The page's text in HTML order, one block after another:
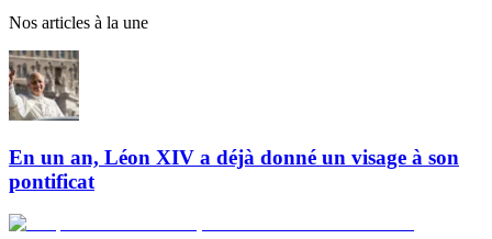
Nos articles à la une
En un an, Léon XIV a déjà donné un visage à son
pontificat